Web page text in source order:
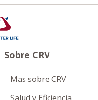
Sobre CRV
Mas sobre CRV
Salud y Eficiencia